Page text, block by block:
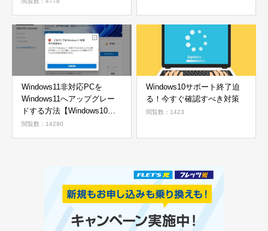
Windows11非対応PCを
Windows11へアップグレー
ドする方法【Windows10か
ら11へ】
閲覧数：14290
Windows10サポート終了迫
る！今すぐ確認すべき対策
閲覧数：1423